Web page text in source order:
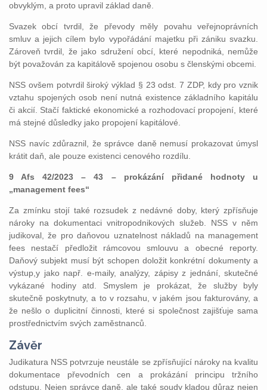
obvyklým, a proto upravil základ daně.
Svazek obcí tvrdil, že převody měly povahu veřejnoprávních
smluv a jejich cílem bylo vypořádání majetku při zániku svazku.
Zároveň tvrdil, že jako sdružení obcí, které nepodniká, nemůže
být považován za kapitálově spojenou osobu s členskými obcemi.
NSS ovšem potvrdil široký výklad § 23 odst. 7 ZDP, kdy pro vznik
vztahu spojených osob není nutná existence základního kapitálu
či akcií. Stačí faktické ekonomické a rozhodovací propojení, které
má stejné důsledky jako propojení kapitálové.
NSS navíc zdůraznil, že správce daně nemusí prokazovat úmysl
krátit daň, ale pouze existenci cenového rozdílu.
9 Afs 42/2023 – 43 – prokázání přidané hodnoty u
„management fees“
Za zmínku stojí také rozsudek z nedávné doby, který zpřísňuje
nároky na dokumentaci vnitropodnikových služeb. NSS v něm
judikoval, že pro daňovou uznatelnost nákladů na management
fees nestačí předložit rámcovou smlouvu a obecné reporty.
Daňový subjekt musí být schopen doložit konkrétní dokumenty a
výstup,y jako např. e-maily, analýzy, zápisy z jednání, skutečné
vykázané hodiny atd. Smyslem je prokázat, že služby byly
skutečně poskytnuty, a to v rozsahu, v jakém jsou fakturovány, a
že nešlo o duplicitní činnosti, které si společnost zajišťuje sama
prostřednictvím svých zaměstnanců.
Závěr
Judikatura NSS potvrzuje neustále se zpřísňující nároky na kvalitu
dokumentace převodních cen a prokázání principu tržního
odstupu. Nejen správce daně, ale také soudy kladou důraz nejen